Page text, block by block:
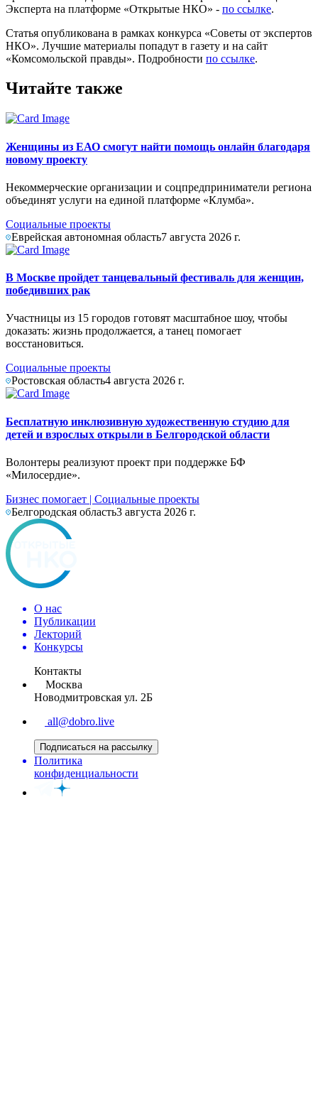
Эксперта на платформе «Открытые НКО» - по ссылке.
Статья опубликована в рамках конкурса «Советы от экспертов
НКО». Лучшие материалы попадут в газету и на сайт
«Комсомольской правды». Подробности по ссылке.
Читайте также
Женщины из ЕАО смогут найти помощь онлайн благодаря
новому проекту
Некоммерческие организации и соцпредприниматели региона
объединят услуги на единой платформе «Клумба».
Социальные проекты
Еврейская автономная область7 августа 2026 г.
В Москве пройдет танцевальный фестиваль для женщин,
победивших рак
Участницы из 15 городов готовят масштабное шоу, чтобы
доказать: жизнь продолжается, а танец помогает
восстановиться.
Социальные проекты
Ростовская область4 августа 2026 г.
Бесплатную инклюзивную художественную студию для
детей и взрослых открыли в Белгородской области
Волонтеры реализуют проект при поддержке БФ
«Милосердие».
Бизнес помогает | Социальные проекты
Белгородская область3 августа 2026 г.
О нас
Публикации
Лекторий
Конкурсы
Контакты
Москва
Новодмитровская ул. 2Б
all@dobro.live
Подписаться на рассылку
Политика
конфиденциальности